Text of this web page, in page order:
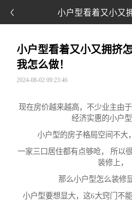
小户型看着又小又
小户型看着又小又拥挤
我怎么做！
2024-08-02 09:23:46
现在房价越来越高，不少业主由
经济实惠的小户型
小户型的房子格局空间不大
一家三口居住都有点够呛， 所以
装修上，
那么小户型怎么装修
小户型要想显大，这6大窍门不